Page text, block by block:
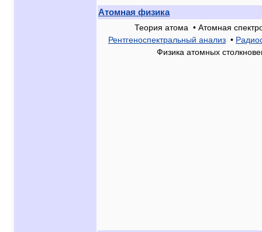
Атомная физика
Теория атома • Атомная
Рентгеноспектральный анализ •
Физика атомных